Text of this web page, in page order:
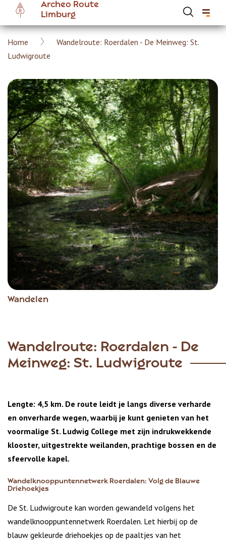
Overslaan
naar
inhoud
Archeo Route
Limburg
Kruimelpad
Home
Wandelroute: Roerdalen - De Meinweg: St.
Ludwigroute
Wandelen
Wandelroute: Roerdalen - De
Meinweg: St. Ludwigroute
Lengte: 4,5 km. De route leidt je langs diverse verharde
en onverharde wegen, waarbij je kunt genieten van het
voormalige St. Ludwig College met zijn indrukwekkende
klooster, uitgestrekte weilanden, prachtige bossen en de
sfeervolle kapel.
Wandelknooppuntennetwerk Roerdalen: Volg de Blauwe
Driehoekjes
De St. Ludwigroute kan worden gewandeld volgens het
wandelknooppuntennetwerk Roerdalen. Let hierbij op de
blauw gekleurde driehoekjes op de paaltjes van het